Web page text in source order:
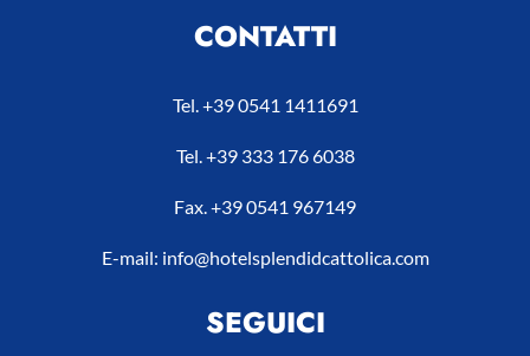
CONTATTI
Tel. +39 0541 1411691
Tel. ‪+39 333 176 6038‬
Fax. +39 0541 967149
E-mail: info@hotelsplendidcattolica.com
SEGUICI